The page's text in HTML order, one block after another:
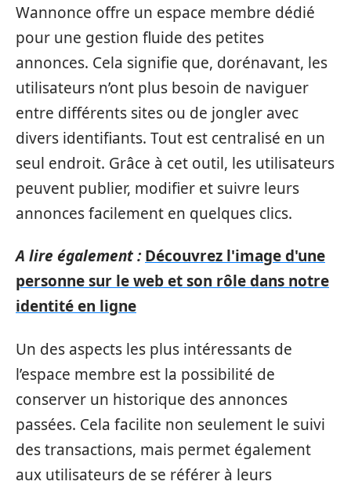
Wannonce offre un espace membre dédié
pour une gestion fluide des petites
annonces. Cela signifie que, dorénavant, les
utilisateurs n’ont plus besoin de naviguer
entre différents sites ou de jongler avec
divers identifiants. Tout est centralisé en un
seul endroit. Grâce à cet outil, les utilisateurs
peuvent publier, modifier et suivre leurs
annonces facilement en quelques clics.
A lire également : Découvrez l'image d'une
personne sur le web et son rôle dans notre
identité en ligne
Un des aspects les plus intéressants de
l’espace membre est la possibilité de
conserver un historique des annonces
passées. Cela facilite non seulement le suivi
des transactions, mais permet également
aux utilisateurs de se référer à leurs